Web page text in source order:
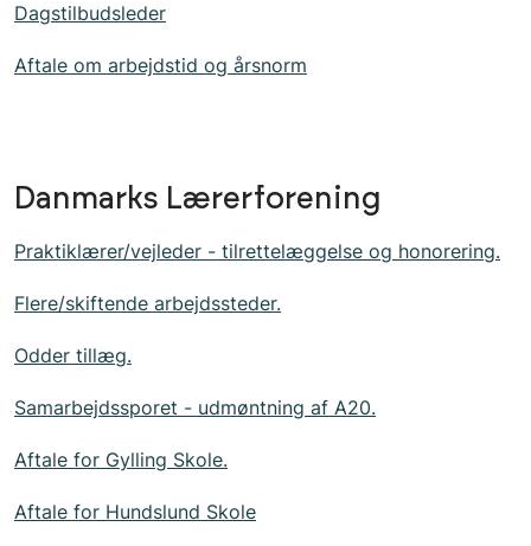
Dagstilbudsleder
Aftale om arbejdstid og årsnorm
Danmarks Lærerforening
Praktiklærer/vejleder - tilrettelæggelse og honorering.
Flere/skiftende arbejdssteder.
Odder tillæg.
Samarbejdssporet - udmøntning af A20.
Aftale for Gylling Skole.
Aftale for Hundslund Skole